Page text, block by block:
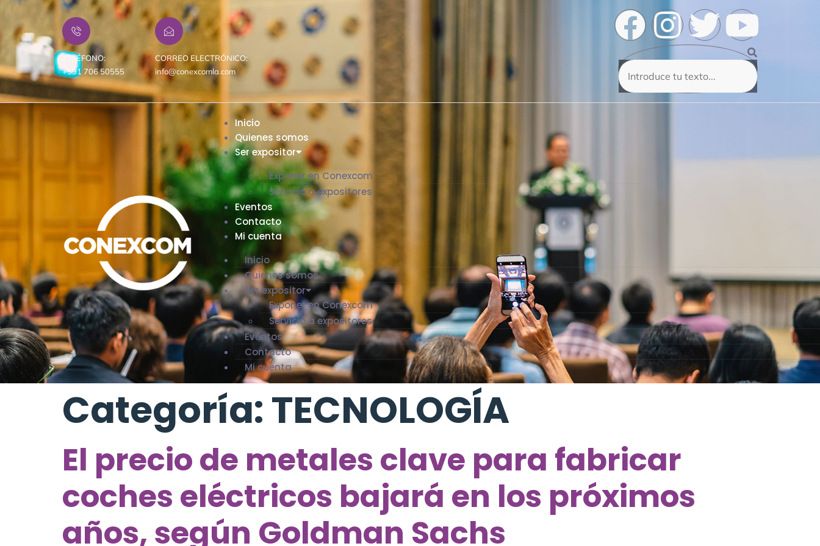
TELÉFONO:
+591 706 50555
CORREO ELECTRÓNICO:
info@conexcomla.com
Inicio
Quienes somos
Ser expositor
Exponer en Conexcom
Servicio a expositores
Eventos
Contacto
Mi cuenta
Inicio
Quienes somos
Ser expositor
Exponer en Conexcom
Servicio a expositores
Eventos
Contacto
Mi cuenta
Categoría:TECNOLOGÍA
El precio de metales clave para fabricar
coches eléctricos bajará en los próximos
años, según Goldman Sachs